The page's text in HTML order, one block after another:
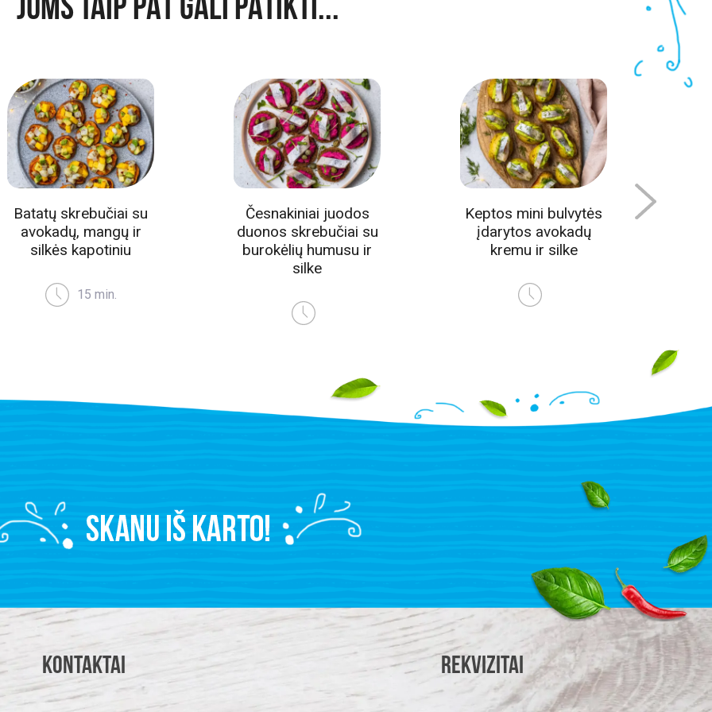
JUMS TAIP PAT GALI PATIKTI...
Česnakiniai juodos
duonos skrebučiai su
burokėlių humusu ir
Keptos mini bulvytės
įdarytos avokadų
kremu ir silke
Pusryčių sumušiniai
su silke, avokadais ir
kiaušiniu
Kontaktai Rekvizitai